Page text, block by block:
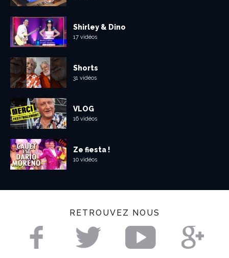
Shirley & Dino
17 vidéos
Shorts
31 vidéos
VLOG
16 vidéos
Ze fiesta !
10 vidéos
RETROUVEZ NOUS